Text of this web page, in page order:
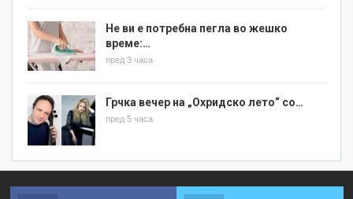
Не ви е потребна пегла во жешко
време:…
пред 3 часа
Грчка вечер на „Охридско лето“ со…
пред 5 часа